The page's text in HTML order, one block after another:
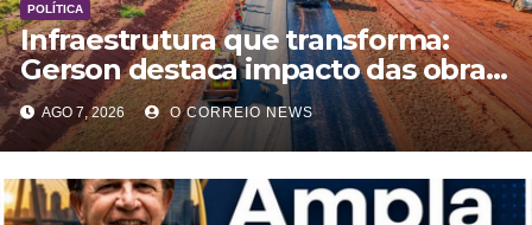
POLÍTICA
Infraestrutura que transforma:
Gerson destaca impacto das obras
rodoviárias no desenvolvimento e
na qualidade de vida em MS
AGO 7, 2026 O CORREIO NEWS